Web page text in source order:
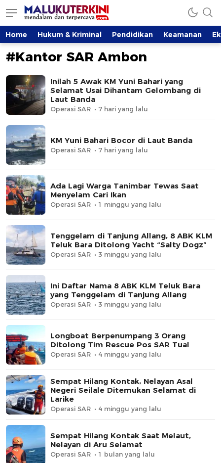
MalukuTerkini.com
Terkini, Mendalam dan Terpercaya
Home Hukum & Kriminal Pendidikan Keamanan
#Kantor SAR Ambon
Inilah 5 Awak KM Yuni Bahari yang
Selamat Usai Dihantam Gelombang di
Laut Banda
Operasi SAR 7 hari yang lalu
KM Yuni Bahari Bocor di Laut Banda
Operasi SAR 7 hari yang lalu
Ada Lagi Warga Tanimbar Tewas Saat
Menyelam Cari Ikan
Operasi SAR 1 minggu yang lalu
Tenggelam di Tanjung Allang, 8 ABK KLM
Teluk Bara Ditolong Yacht “Salty Dogz”
Operasi SAR 3 minggu yang lalu
Ini Daftar Nama 8 ABK KLM Teluk Bara
yang Tenggelam di Tanjung Allang
Operasi SAR 3 minggu yang lalu
Longboat Berpenumpang 3 Orang
Ditolong Tim Rescue Pos SAR Tual
Operasi SAR 4 minggu yang lalu
Sempat Hilang Kontak, Nelayan Asal
Negeri Seilale Ditemukan Selamat di
Larike
Operasi SAR 4 minggu yang lalu
Sempat Hilang Kontak Saat Melaut,
Nelayan di Aru Selamat
Operasi SAR 1 bulan yang lalu